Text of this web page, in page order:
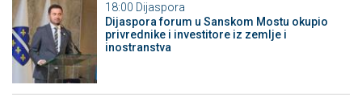
18:00 Dijaspora
Dijaspora forum u Sanskom Mostu okupio
privrednike i investitore iz zemlje i
inostranstva